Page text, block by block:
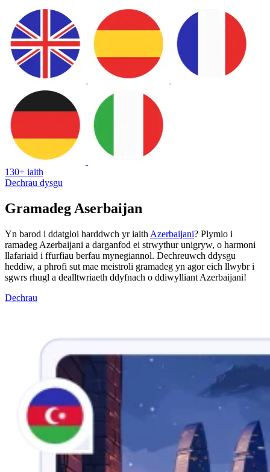
130+ iaith
Dechrau dysgu
Gramadeg Aserbaijan
Yn barod i ddatgloi harddwch yr iaith Azerbaijani? Plymio i
ramadeg Azerbaijani a darganfod ei strwythur unigryw, o harmoni
llafariaid i ffurfiau berfau mynegiannol. Dechreuwch ddysgu
heddiw, a phrofi sut mae meistroli gramadeg yn agor eich llwybr i
sgwrs rhugl a dealltwriaeth ddyfnach o ddiwylliant Azerbaijani!
Dechrau